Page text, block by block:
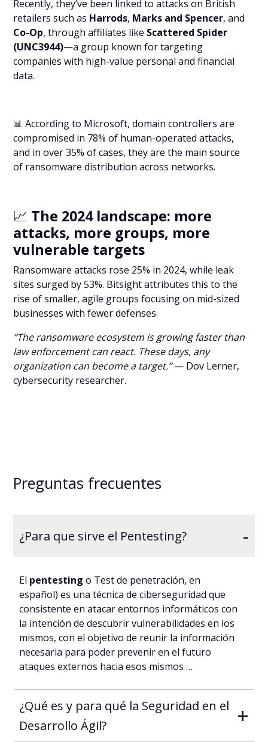
Recently, they’ve been linked to attacks on British
retailers such as Harrods, Marks and Spencer, and
Co-Op, through affiliates like Scattered Spider
(UNC3944)—a group known for targeting
companies with high-value personal and financial
data.
📊 According to Microsoft, domain controllers are
compromised in 78% of human-operated attacks,
and in over 35% of cases, they are the main source
of ransomware distribution across networks.
📈 The 2024 landscape: more
attacks, more groups, more
vulnerable targets
Ransomware attacks rose 25% in 2024, while leak
sites surged by 53%. Bitsight attributes this to the
rise of smaller, agile groups focusing on mid-sized
businesses with fewer defenses.
“The ransomware ecosystem is growing faster than
law enforcement can react. These days, any
organization can become a target.”— Dov Lerner,
cybersecurity researcher.
Preguntas frecuentes
¿Para que sirve el Pentesting? -
El pentestingo Test de penetración, en
español) es una técnica de ciberseguridad que
consistente en atacar entornos informáticos con
la intención de descubrir vulnerabilidades en los
mismos, con el objetivo de reunir la información
necesaria para poder prevenir en el futuro
ataques externos hacia esos mismos …
¿Qué es y para qué la Seguridad en el
Desarrollo Ágil?
+